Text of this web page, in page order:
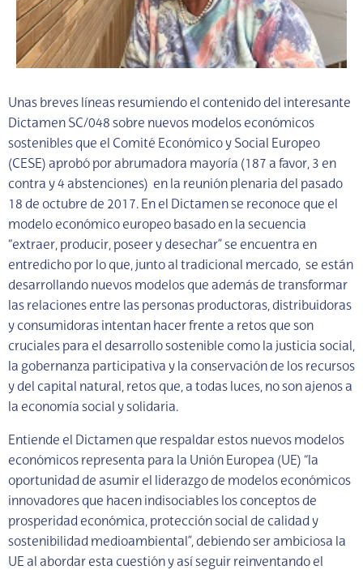
Unas breves líneas resumiendo el contenido del interesante
Dictamen SC/048 sobre nuevos modelos económicos
sostenibles que el Comité Económico y Social Europeo
(CESE) aprobó por abrumadora mayoría (187 a favor, 3 en
contra y 4 abstenciones) en la reunión plenaria del pasado
18 de octubre de 2017. En el Dictamen se reconoce que el
modelo económico europeo basado en la secuencia
“extraer, producir, poseer y desechar” se encuentra en
entredicho por lo que, junto al tradicional mercado, se están
desarrollando nuevos modelos que además de transformar
las relaciones entre las personas productoras, distribuidoras
y consumidoras intentan hacer frente a retos que son
cruciales para el desarrollo sostenible como la justicia social,
la gobernanza participativa y la conservación de los recursos
y del capital natural, retos que, a todas luces, no son ajenos a
la economía social y solidaria.
Entiende el Dictamen que respaldar estos nuevos modelos
económicos representa para la Unión Europea (UE) “la
oportunidad de asumir el liderazgo de modelos económicos
innovadores que hacen indisociables los conceptos de
prosperidad económica, protección social de calidad y
sostenibilidad medioambiental”, debiendo ser ambiciosa la
UE al abordar esta cuestión y así seguir reinventando el